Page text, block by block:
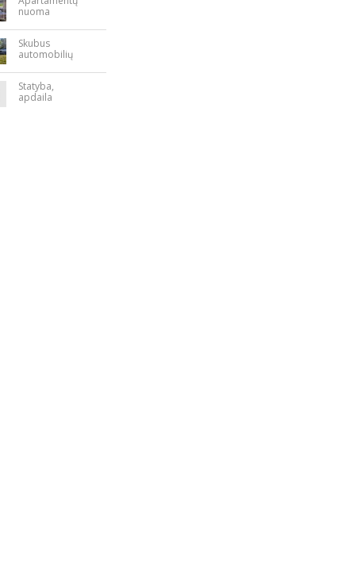
nuoma
Skubus
automobilių
Statyba,
apdaila